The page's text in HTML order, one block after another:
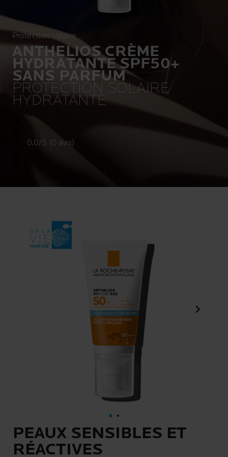
Protection solaire
ANTHELIOS CRÈME
HYDRATANTE SPF50+
SANS PARFUM
PROTECTION SOLAIRE
HYDRATANTE
0,0/5 (0 avis)
Panneau
PEAUX SENSIBLES ET
RÉACTIVES